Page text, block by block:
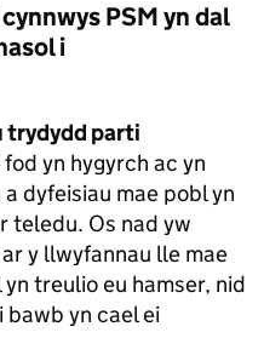
PSM yn dal
i
trydydd parti
yn hygyrch ac yn
dyfeisiau mae pobl yn
teledu. Os nad yw
y llwyfannau lle mae
treulio eu hamser, nid
bawb yn cael ei